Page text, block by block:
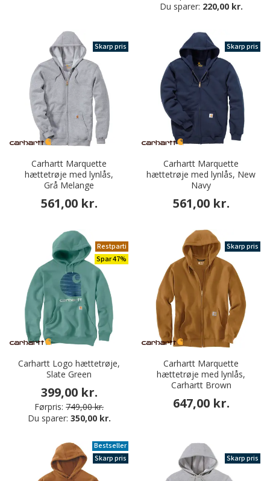
Du sparer: 220,00 kr.
Skarp pris
Carhartt Marquette
hættetrøje med lynlås,
Grå Melange
561,00 kr.
Skarp pris
Carhartt Marquette
hættetrøje med lynlås, New
Navy
561,00 kr.
Restparti
Spar 47%
Carhartt Logo hættetrøje,
Slate Green
399,00 kr.
Førpris: 749,00 kr.
Du sparer: 350,00 kr.
Skarp pris
Carhartt Marquette
hættetrøje med lynlås,
Carhartt Brown
647,00 kr.
Bestseller
Skarp pris
Skarp pris